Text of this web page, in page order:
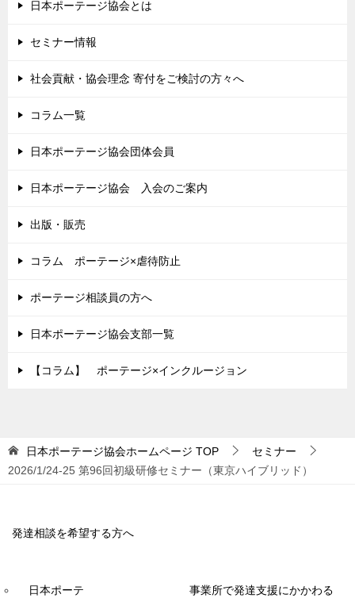
日本ポーテージ協会とは
セミナー情報
社会貢献・協会理念 寄付をご検討の方々へ
コラム一覧
日本ポーテージ協会団体会員
日本ポーテージ協会 入会のご案内
出版・販売
コラム ポーテージ×虐待防止
ポーテージ相談員の方へ
日本ポーテージ協会支部一覧
【コラム】 ポーテージ×インクルージョン
日本ポーテージ協会ホームページ TOP
セミナー
2026/1/24-25 第96回初級研修セミナー（東京ハイブリッド）
発達相談を希望する方へ
日本ポーテ
事業所で発達支援にかかわる